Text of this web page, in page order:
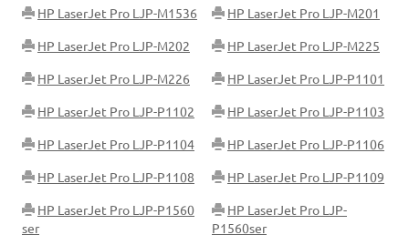
HP LaserJet Pro LJP-M1536 HP LaserJet Pro LJP-M201
HP LaserJet Pro LJP-M202 HP LaserJet Pro LJP-M225
HP LaserJet Pro LJP-M226 HP LaserJet Pro LJP-P1101
HP LaserJet Pro LJP-P1102 HP LaserJet Pro LJP-P1103
HP LaserJet Pro LJP-P1104 HP LaserJet Pro LJP-P1106
HP LaserJet Pro LJP-P1108 HP LaserJet Pro LJP-P1109
HP LaserJet Pro LJP-P1560
ser
HP LaserJet Pro LJP-
P1560ser